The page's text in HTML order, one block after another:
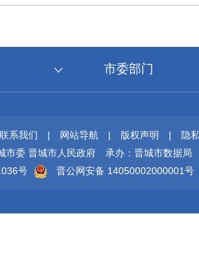
市委部门
联系我们 | 网站导航 | 版权声明 |
隐
市委 晋城市人民政府
承办：晋城市数据局
号
晋公网安备 14050002000001号